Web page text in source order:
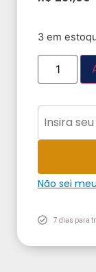
3 em
Não sei
7 dias para